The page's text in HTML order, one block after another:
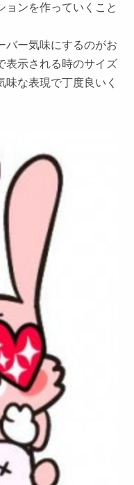
ョンを作っていくこと
バー気味にするのがお
表示される時のサイズ
な表現で丁度良いく